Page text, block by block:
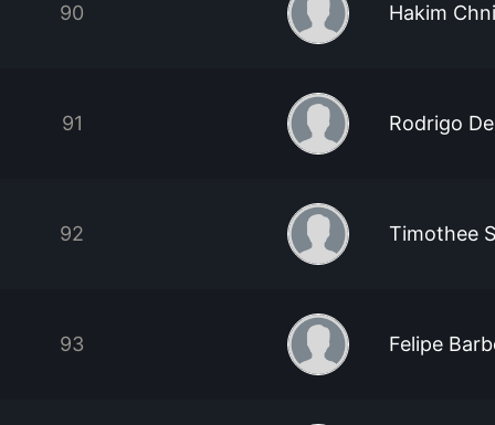
90 Hakim
91 Rodrigo
92 Timothee
93 Felipe